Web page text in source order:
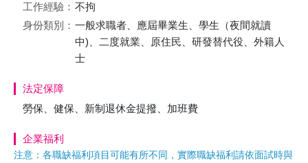
工作經驗： 不拘
身份類別： 一般求職者、應屆畢業生、學生（夜間就讀
中)、二度就業、原住民、研發替代役、外籍人
士
法定保障
勞保、健保、新制退休金提撥、加班費
企業福利
注意：各職缺福利項目可能有所不同，實際職缺福利請依面試時與